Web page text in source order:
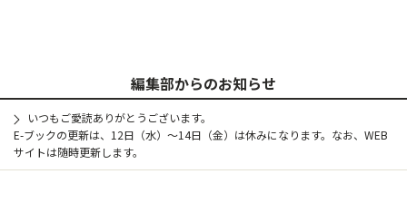
編集部からのお知らせ
いつもご愛読ありがとうございます。
E-ブックの更新は、12日（水）～14日（金）は休みになります。なお、WEB
サイトは随時更新します。